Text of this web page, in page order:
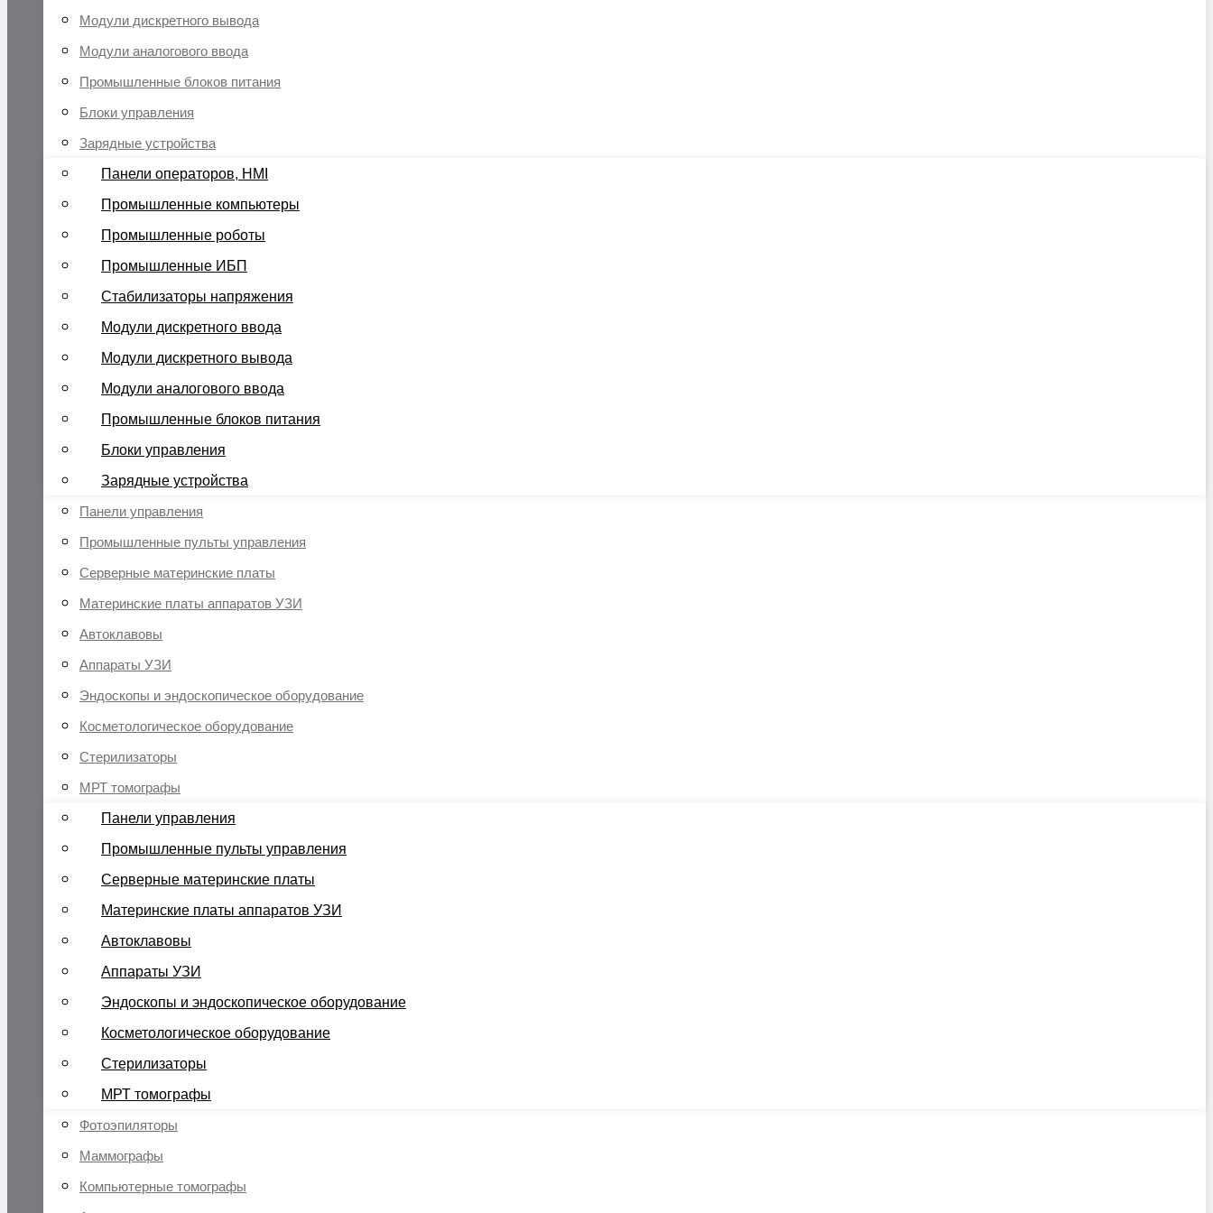
Модули дискретного вывода
Модули аналогового ввода
Промышленные блоков питания
Блоки управления
Зарядные устройства
Панели операторов, HMI
Промышленные компьютеры
Промышленные роботы
Промышленные ИБП
Стабилизаторы напряжения
Модули дискретного ввода
Модули дискретного вывода
Модули аналогового ввода
Промышленные блоков питания
Блоки управления
Зарядные устройства
Панели управления
Промышленные пульты управления
Серверные материнские платы
Материнские платы аппаратов УЗИ
Автоклавовы
Аппараты УЗИ
Эндоскопы и эндоскопическое оборудование
Косметологическое оборудование
Стерилизаторы
МРТ томографы
Панели управления
Промышленные пульты управления
Серверные материнские платы
Материнские платы аппаратов УЗИ
Автоклавовы
Аппараты УЗИ
Эндоскопы и эндоскопическое оборудование
Косметологическое оборудование
Стерилизаторы
МРТ томографы
Фотоэпиляторы
Маммографы
Компьютерные томографы